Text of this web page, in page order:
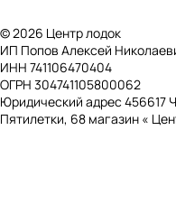
© 2026 Центр лодок
ИП Попов Алексей
ИНН 741106470404
ОГРН 304741105800062
Юридический адрес 456617
Пятилетки, 68 магазин «